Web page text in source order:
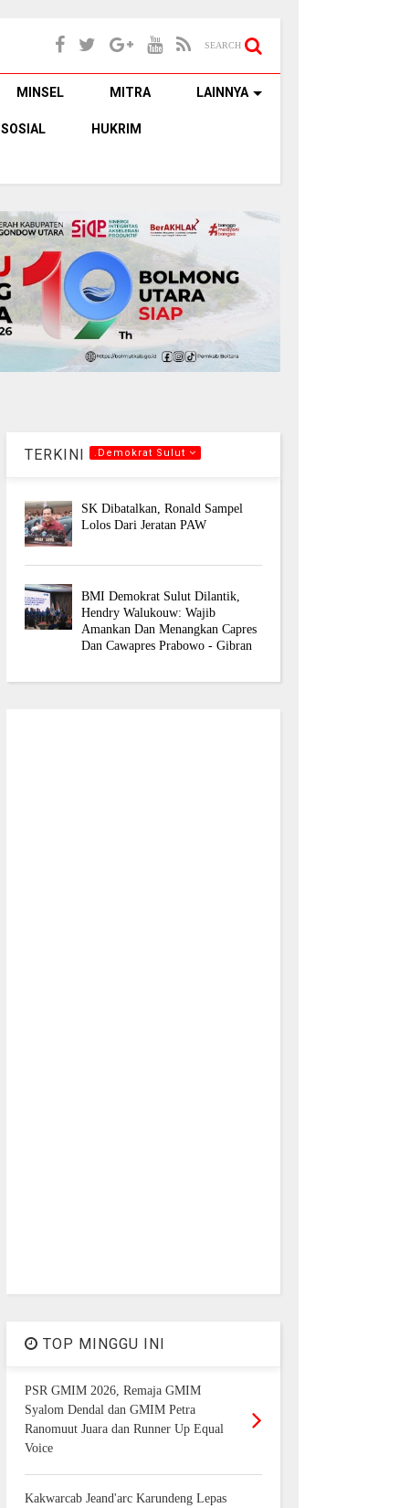
SEARCH
MINSEL MITRA LAINNYA
SOSIAL HUKRIM
TERKINI .Demokrat Sulut
SK Dibatalkan, Ronald Sampel
Lolos Dari Jeratan PAW
BMI Demokrat Sulut Dilantik,
Hendry Walukouw: Wajib
Amankan Dan Menangkan Capres
Dan Cawapres Prabowo - Gibran
TOP MINGGU INI
PSR GMIM 2026, Remaja GMIM
Syalom Dendal dan GMIM Petra
Ranomuut Juara dan Runner Up Equal
Voice
Kakwarcab Jeand'arc Karundeng Lepas